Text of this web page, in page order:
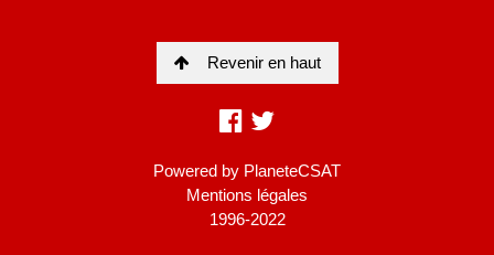
Revenir en haut
Powered by PlaneteCSAT
Mentions légales
1996-2022